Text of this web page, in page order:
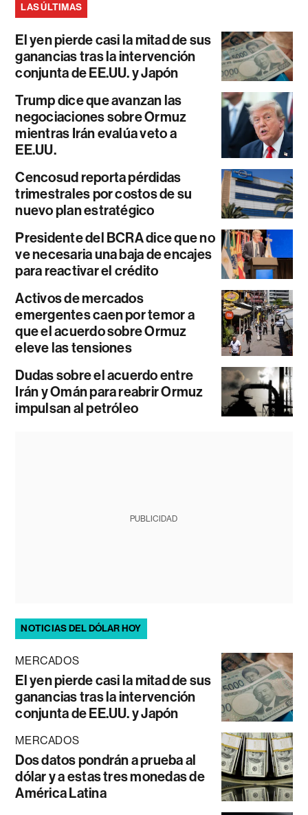
LAS ÚLTIMAS
El yen pierde casi la mitad de sus
ganancias tras la intervención
conjunta de EE.UU. y Japón
Trump dice que avanzan las
negociaciones sobre Ormuz
mientras Irán evalúa veto a
EE.UU.
Cencosud reporta pérdidas
trimestrales por costos de su
nuevo plan estratégico
Presidente del BCRA dice que no
ve necesaria una baja de encajes
para reactivar el crédito
Activos de mercados
emergentes caen por temor a
que el acuerdo sobre Ormuz
eleve las tensiones
Dudas sobre el acuerdo entre
Irán y Omán para reabrir Ormuz
impulsan al petróleo
PUBLICIDAD
NOTICIAS DEL DÓLAR HOY
MERCADOS
El yen pierde casi la mitad de sus
ganancias tras la intervención
conjunta de EE.UU. y Japón
MERCADOS
Dos datos pondrán a prueba al
dólar y a estas tres monedas de
América Latina